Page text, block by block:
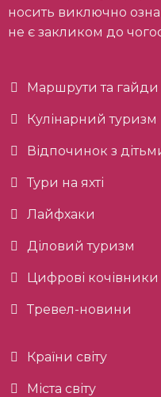
носить виключно
не є закликом до
Маршрути та гайди
Кулінарний туризм
Відпочинок з
Тури на яхті
Лайфхаки
Діловий туризм
Цифрові кочівники
Тревел-новини
Країни світу
Міста світу